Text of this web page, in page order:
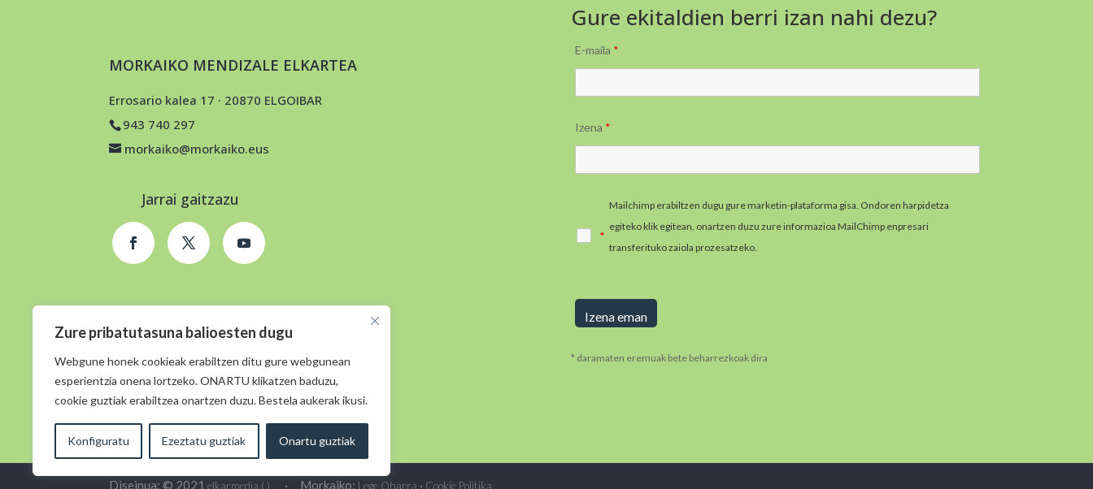
Zure pribatutasuna balioesten dugu
Webgune honek cookieak erabiltzen ditu gure webgunean
esperientzia onena lortzeko. ONARTU klikatzen baduzu,
cookie guztiak erabiltzea onartzen duzu. Bestela aukerak ikusi.
Konfiguratu Ezeztatu guztiak Onartu guztiak
MORKAIKO MENDIZALE ELKARTEA
Errosario kalea 17 · 20870 ELGOIBAR
943 740 297
morkaiko@morkaiko.eus
Jarrai gaitzazu
Gure ekitaldien berri izan nahi dezu?
* daramaten eremuak bete beharrezkoak dira
E-maila *
Izena *
*
Mailchimp erabiltzen dugu gure marketin-plataforma gisa. Ondoren harpidetza
egiteko klik egitean, onartzen duzu zure informazioa MailChimp enpresari
transferituko zaiola prozesatzeko.
Diseinua: © 2021elkarmedia ( ) · Morkaiko: Lege Oharra · Cookie Politika